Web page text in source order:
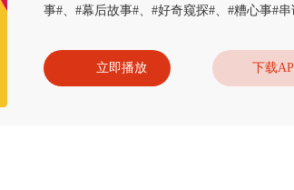
事#、#幕后故事#、#好奇窥探#、#糟心事#
立即播放 下载